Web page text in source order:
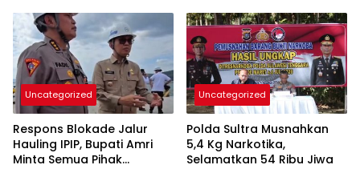
Penyimpangan Sosial
Permintaan
Uncategorized
Respons Blokade Jalur
Hauling IPIP, Bupati Amri
Minta Semua Pihak
Uncategorized
Polda Sultra Musnahkan
5,4 Kg Narkotika,
Selamatkan 54 Ribu Jiwa